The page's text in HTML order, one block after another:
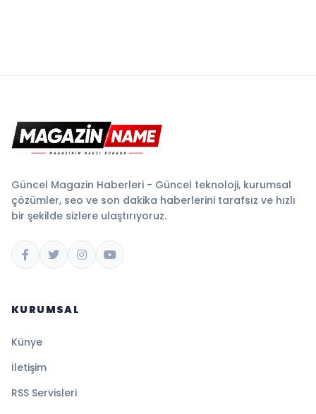
Güncel Magazin Haberleri - Güncel teknoloji, kurumsal
çözümler, seo ve son dakika haberlerini tarafsız ve hızlı
bir şekilde sizlere ulaştırıyoruz.
KURUMSAL
Künye
İletişim
RSS Servisleri